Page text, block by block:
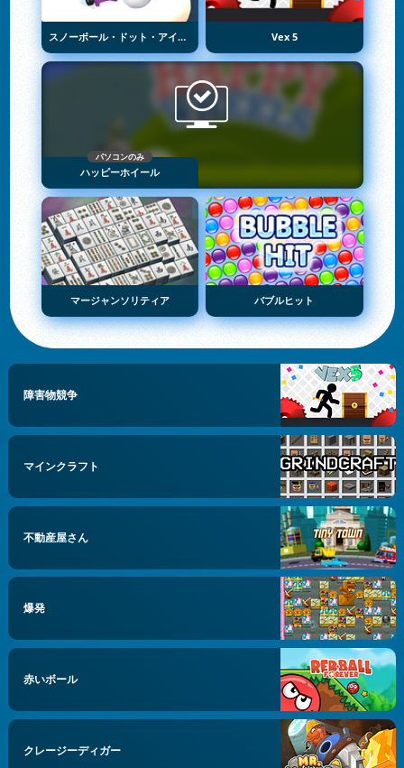
スノーボール・ドット・アイオー Vex 5
パソコンのみ
ハッピーホイール
マージャンソリティア バブルヒット
障害物競争
マインクラフト
不動産屋さん
爆発
赤いボール
クレージーディガー